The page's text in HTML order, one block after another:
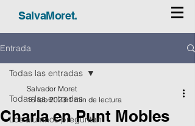
SalvaMoret.
Entrada
Todas las entradas
Los alumnos preguntan
Todas las entradas
Charla en Punt Mobles
Salvador Moret
16 feb 2023 1 min de lectura